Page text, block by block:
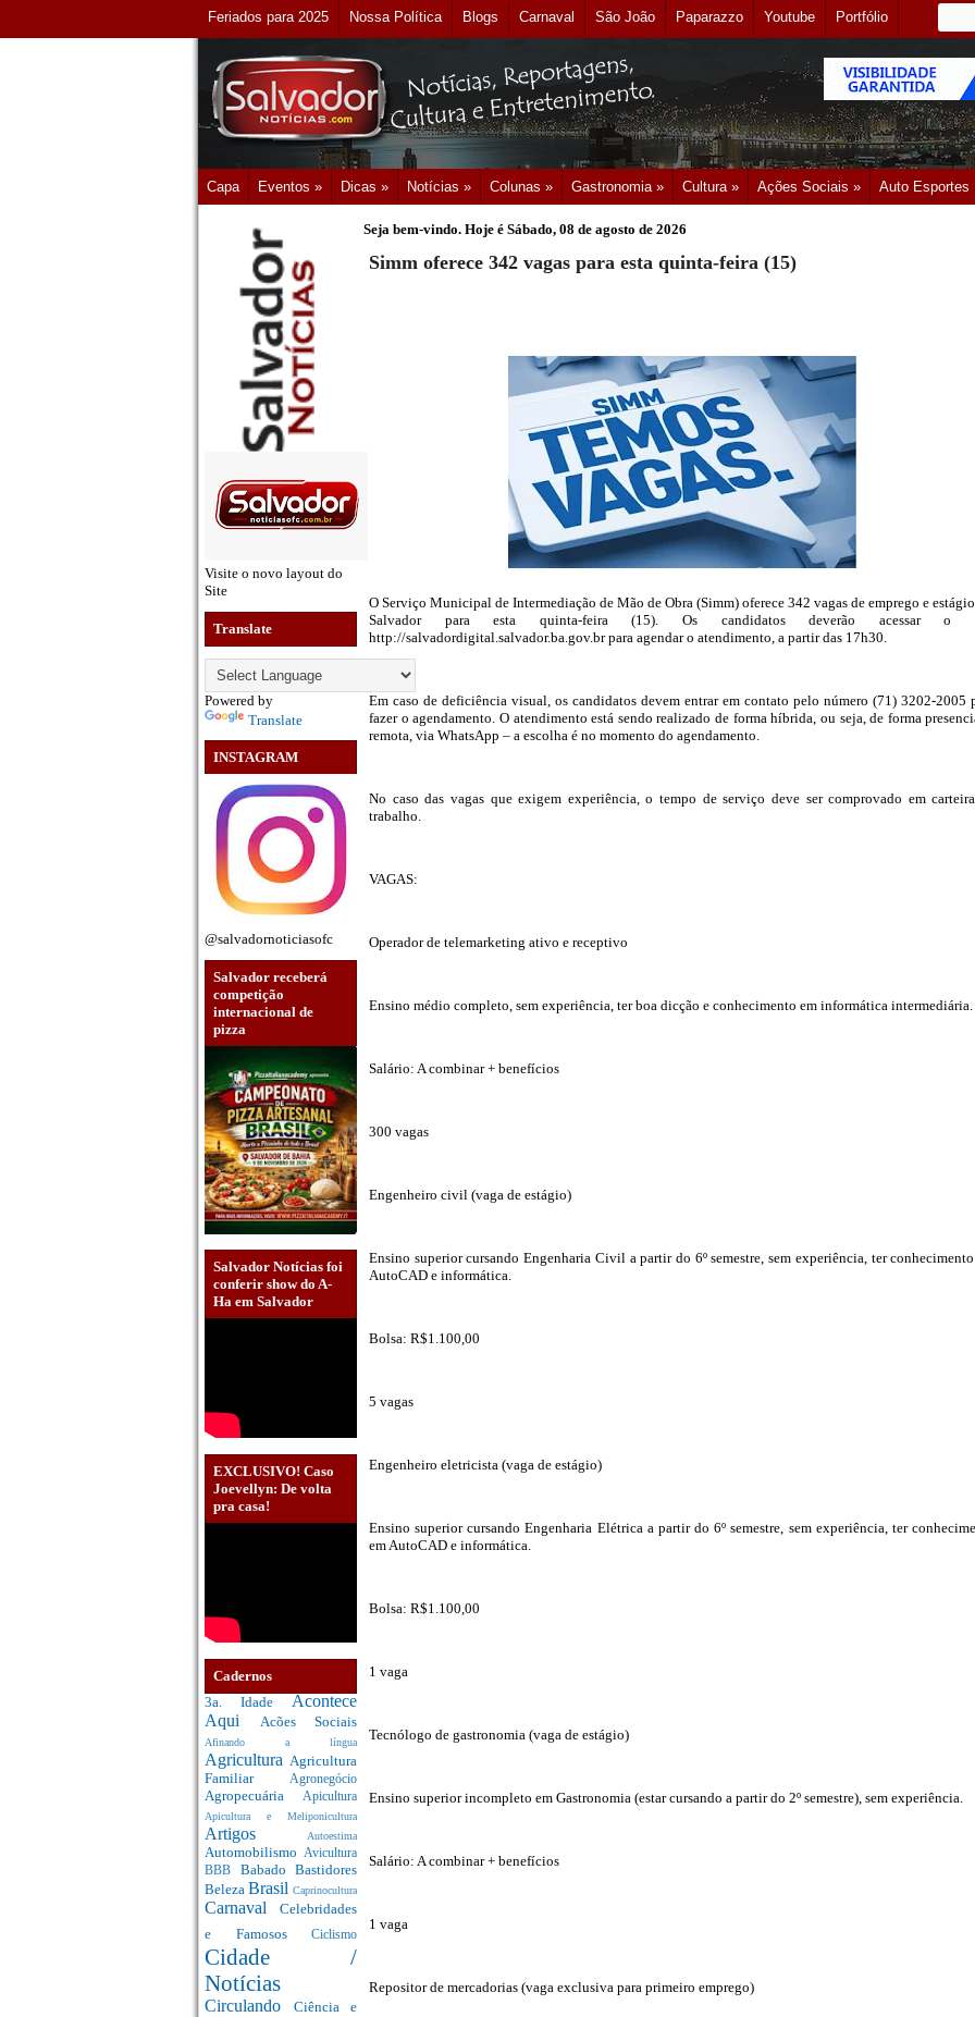
Feriados para 2025 Nossa Política Blogs Carnaval São João Paparazzo Youtube Portfólio
Capa Eventos » Dicas » Notícias » Colunas » Gastronomia » Cultura » Ações Sociais » Auto Esportes
Visite o novo layout do
Site
Translate
Powered by
Translate
INSTAGRAM
@salvadornoticiasofc
Salvador receberá
competição
internacional de
pizza
Salvador Notícias foi
conferir show do A-
Ha em Salvador
EXCLUSIVO! Caso
Joevellyn: De volta
pra casa!
Cadernos
3a. Idade Acontece
Aqui Acões Sociais
Afinando a língua
Agricultura Agricultura
Familiar Agronegócio
Agropecuária Apicultura
Apicultura e Meliponicultura
Artigos Autoestima
Automobilismo Avicultura
BBB Babado Bastidores
Beleza Brasil Caprinocultura
Carnaval Celebridades
e Famosos Ciclismo
Cidade /
Notícias
Circulando Ciência e
Seja bem-vindo. Hoje é Sábado, 08 de agosto de 2026
Simm oferece 342 vagas para esta quinta-feira (15)
O Serviço Municipal de Intermediação de Mão de Obra (Simm) oferece 342 vagas de emprego e
Salvador para esta quinta-feira (15). Os candidatos deverão acessar o
http://salvadordigital.salvador.ba.gov.br para agendar o atendimento, a partir das 17h30.
Em caso de deficiência visual, os candidatos devem entrar em contato pelo número (71) 3202-2005
fazer o agendamento. O atendimento está sendo realizado de forma híbrida, ou seja, de forma
remota, via WhatsApp – a escolha é no momento do agendamento.
No caso das vagas que exigem experiência, o tempo de serviço deve ser comprovado em
trabalho.
VAGAS:
Operador de telemarketing ativo e receptivo
Ensino médio completo, sem experiência, ter boa dicção e conhecimento em informática intermediária.
Salário: A combinar + benefícios
300 vagas
Engenheiro civil (vaga de estágio)
Ensino superior cursando Engenharia Civil a partir do 6º semestre, sem experiência, ter
AutoCAD e informática.
Bolsa: R$1.100,00
5 vagas
Engenheiro eletricista (vaga de estágio)
Ensino superior cursando Engenharia Elétrica a partir do 6º semestre, sem experiência, ter
em AutoCAD e informática.
Bolsa: R$1.100,00
1 vaga
Tecnólogo de gastronomia (vaga de estágio)
Ensino superior incompleto em Gastronomia (estar cursando a partir do 2º semestre), sem experiência.
Salário: A combinar + benefícios
1 vaga
Repositor de mercadorias (vaga exclusiva para primeiro emprego)